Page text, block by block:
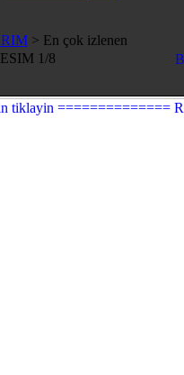
> En çok izlenen
1/8